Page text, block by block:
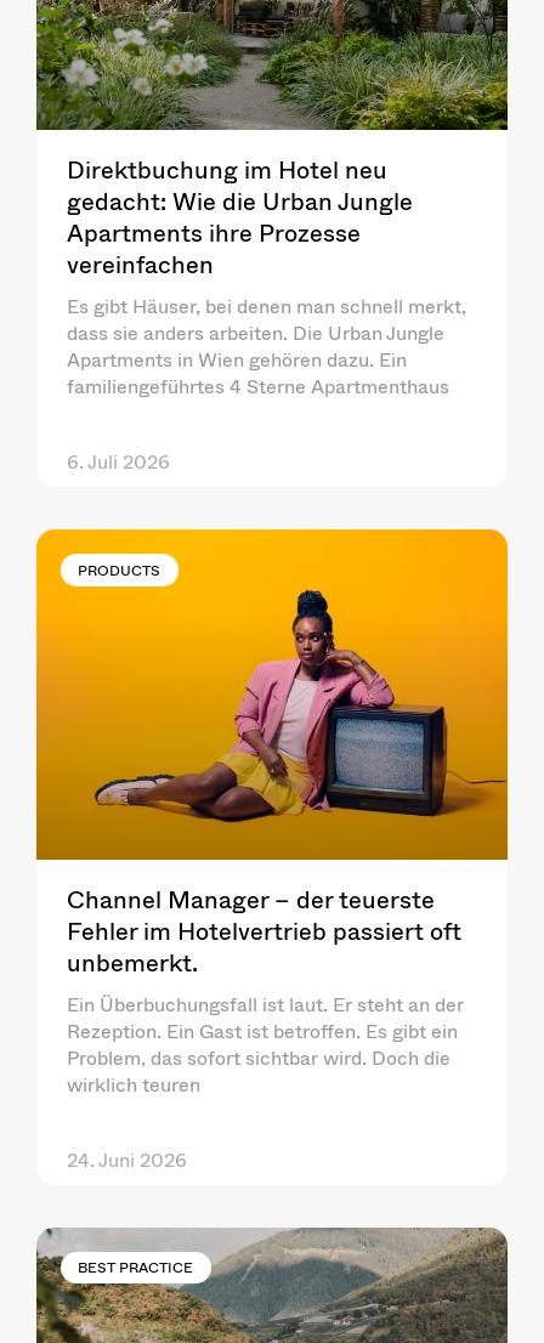
Direktbuchung im Hotel neu
gedacht: Wie die Urban Jungle
Apartments ihre Prozesse
vereinfachen
Es gibt Häuser, bei denen man schnell merkt,
dass sie anders arbeiten. Die Urban Jungle
Apartments in Wien gehören dazu. Ein
familiengeführtes 4 Sterne Apartmenthaus
6. Juli 2026
PRODUCTS
Channel Manager – der teuerste
Fehler im Hotelvertrieb passiert oft
unbemerkt.
Ein Überbuchungsfall ist laut. Er steht an der
Rezeption. Ein Gast ist betroffen. Es gibt ein
Problem, das sofort sichtbar wird. Doch die
wirklich teuren
24. Juni 2026
BEST PRACTICE